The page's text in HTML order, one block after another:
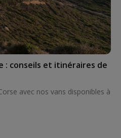
: conseils et itinéraires de
avec nos vans disponibles à